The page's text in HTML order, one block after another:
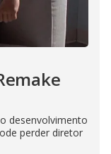
desenvolvimento
perder diretor